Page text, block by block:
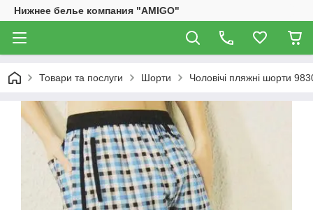
Нижнее белье компания "AMIGO"
Товари та послуги Шорти Чоловічі пляжні шорти